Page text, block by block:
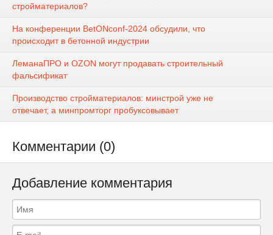
стройматериалов?
На конференции BetONconf-2024 обсудили, что
происходит в бетонной индустрии
ЛеманаПРО и OZON могут продавать строительный
фальсификат
Производство стройматериалов: минстрой уже не
отвечает, а минпромторг пробуксовывает
Комментарии (0)
Добавление комментария